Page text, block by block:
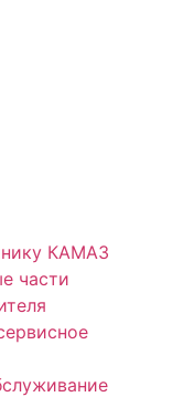
КАМАЗ
части